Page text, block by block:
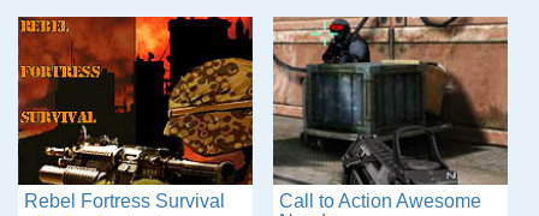
Rebel Fortress Survival
Call to Action Awesome